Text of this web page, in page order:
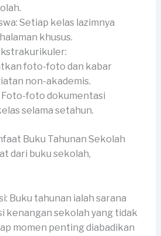
Setiap kelas lazimnya
khusus.
foto-foto dan kabar
non-akademis.
Foto-foto dokumentasi
selama setahun.
Buku Tahunan Sekolah
dari buku sekolah,
Buku tahunan ialah sarana
kenangan sekolah yang tidak
momen penting diabadikan